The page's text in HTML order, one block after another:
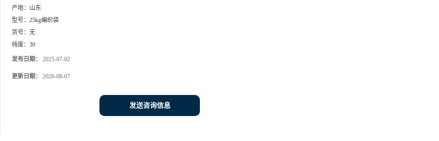
产地： 山东
型号： 25kg编织袋
货号： 无
纯度： 30
发布日期： 2025-07-02
更新日期： 2026-08-07
发送咨询信息